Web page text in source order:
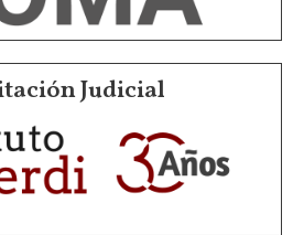
Judicial